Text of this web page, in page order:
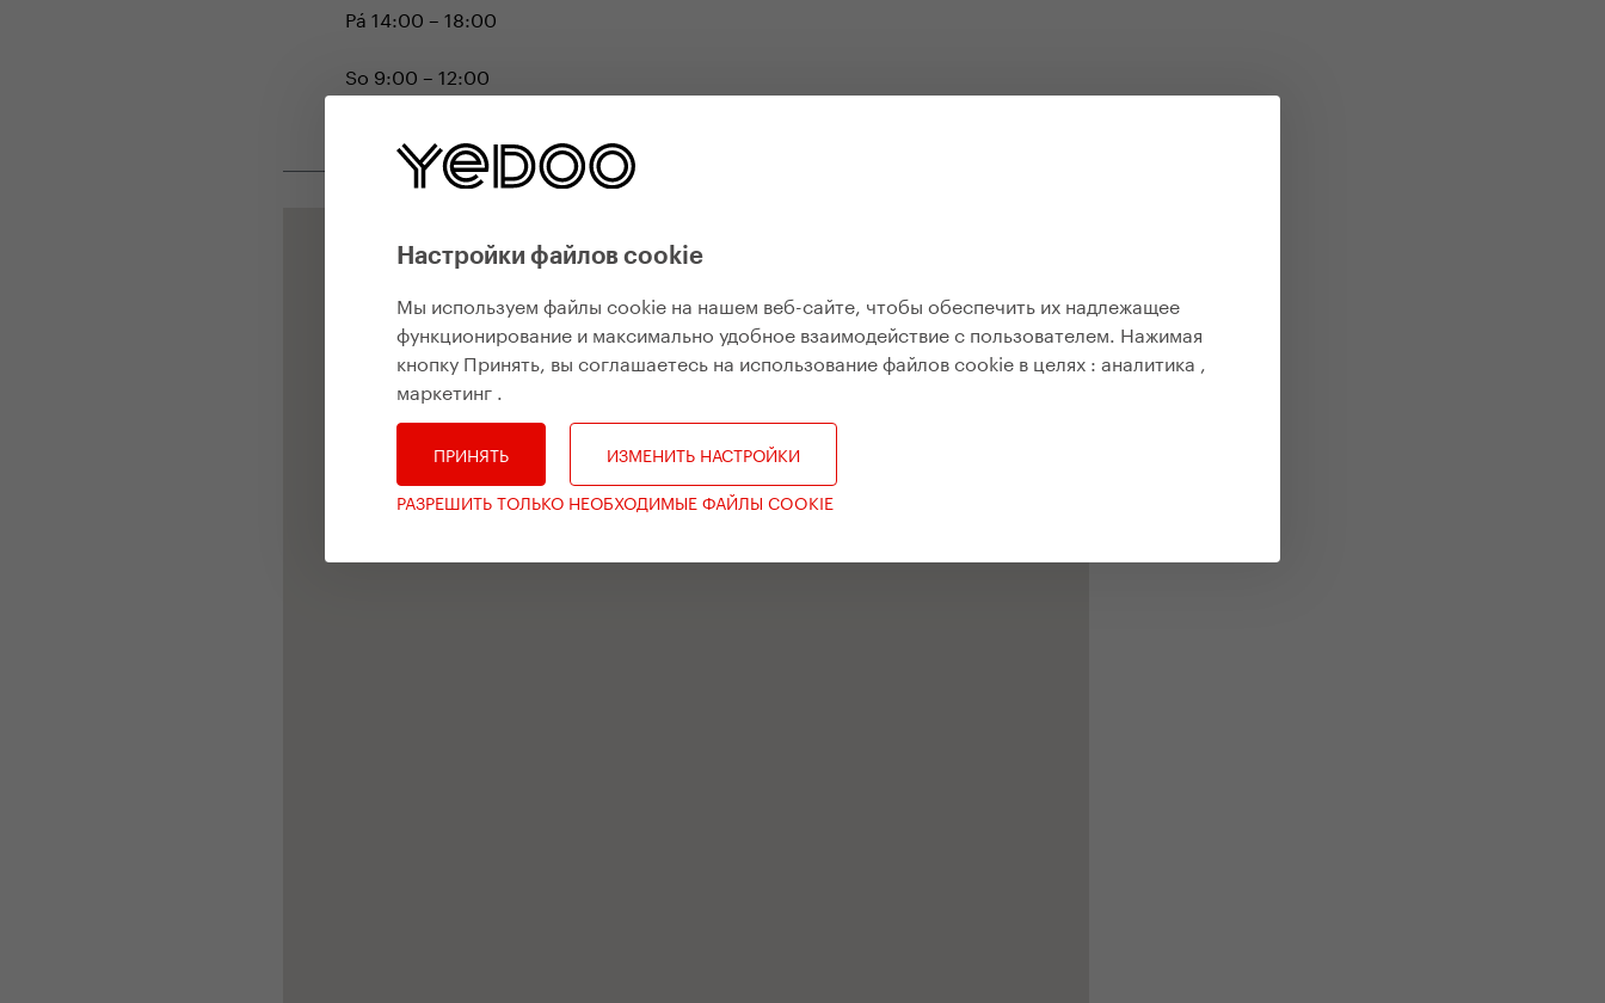
Настройки файлов cookie
Мы используем файлы cookie на нашем веб-сайте, чтобы обеспечить их надлежащее
функционирование и максимально удобное взаимодействие с пользователем. Нажимая
кнопку Принять, вы соглашаетесь на использование файлов cookie в целях : аналитика ,
маркетинг .
ПРИНЯТЬ
ИЗМЕНИТЬ НАСТРОЙКИ
РАЗРЕШИТЬ ТОЛЬКО НЕОБХОДИМЫЕ ФАЙЛЫ COOKIE
Pá 14:00 – 18:00
So 9:00 – 12:00